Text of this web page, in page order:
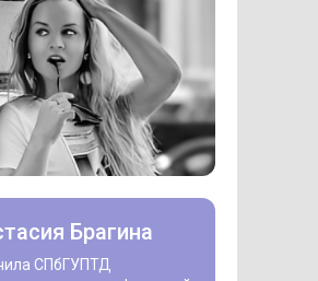
СПбГУПТД
Брагина